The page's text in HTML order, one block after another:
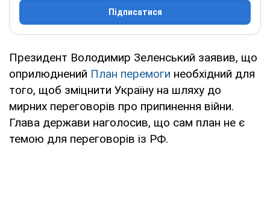
Підписатися
Президент Володимир Зеленський заявив, що
оприлюднений План перемоги необхідний для
того, щоб зміцнити Україну на шляху до
мирних переговорів про припинення війни.
Глава держави наголосив, що сам план не є
темою для переговорів із РФ.